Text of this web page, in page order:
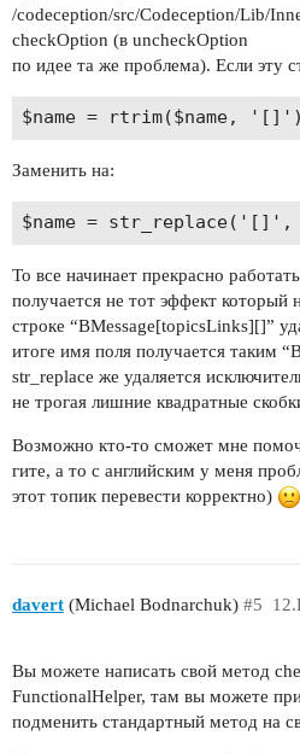
/codeception/src/Codeception/Lib/
checkOption (в uncheckOption
по идее та же проблема). Если эту
Заменить на:
То все начинает прекрасно
получается не тот эффект который
строке “BMessage[topicsLinks][]”
итоге имя поля получается таким
str_replace же удаляется
не трогая лишние квадратные
Возможно кто-то сможет мне
гите, а то с английским у меня
этот топик перевести корректно)
davert (Michael Bodnarchuk) #5
Вы можете написать свой метод
FunctionalHelper, там вы можете
подменить стандартный метод на